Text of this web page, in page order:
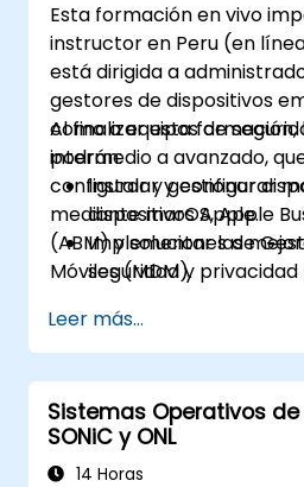
Esta formación en vivo
instructor en Peru (en
está dirigida a
gestores de dispositivos
como a equipos de
intermedio a avanzado,
configurar y gestionar
mediante marOS, Apple
(ABM) y soluciones de
Móviles (MDM).
Al finalizar esta
podrán:
Instalar y configurar
dispositivos Apple.
Implementar las
seguridad y
Gestionar
archivos, las copias de
datos de usuario.
Gobernar dispositivos
ABM y MDM.
Utilizar herramientas
Leer más...
Sistemas Operativos de
SONiC y ONL
14 Horas